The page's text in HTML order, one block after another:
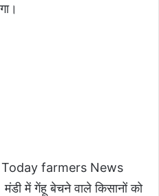
Today farmers News
मंडी में गेंहू बेचने वाले किसानों को